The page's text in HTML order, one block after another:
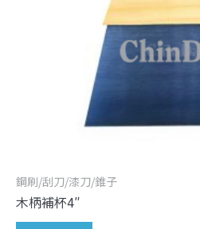
鋼刷/刮刀/漆刀/錐子
木柄補杯4″